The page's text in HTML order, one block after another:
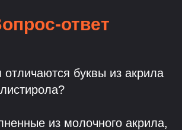
ответ
отличаются буквы из акрила
из молочного акрила,